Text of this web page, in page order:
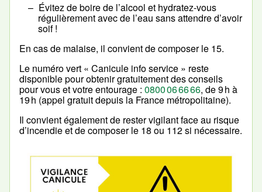
Évitez de boire de l’alcool et hydratez-vous
régulièrement avec de l’eau sans attendre d’avoir
soif !
En cas de malaise, il convient de composer le 15.
Le numéro vert « Canicule info service » reste
disponible pour obtenir gratuitement des conseils
pour vous et votre entourage : 0800 06 66 66, de 9 h à
19 h (appel gratuit depuis la France métropolitaine).
Il convient également de rester vigilant face au risque
d’incendie et de composer le 18 ou 112 si nécessaire.